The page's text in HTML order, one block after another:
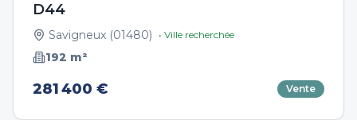
D44
Savigneux (01480) • Ville recherchée
192 m²
281 400 € Vente